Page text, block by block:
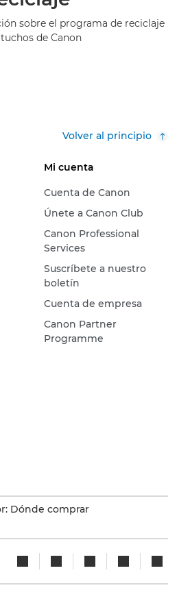
sobre el programa de reciclaje
de Canon
Volver al principio
Mi cuenta
Cuenta de Canon
Únete a Canon Club
Canon Professional
Services
Suscríbete a nuestro
boletín
Cuenta de empresa
Canon Partner
Programme
Dónde comprar